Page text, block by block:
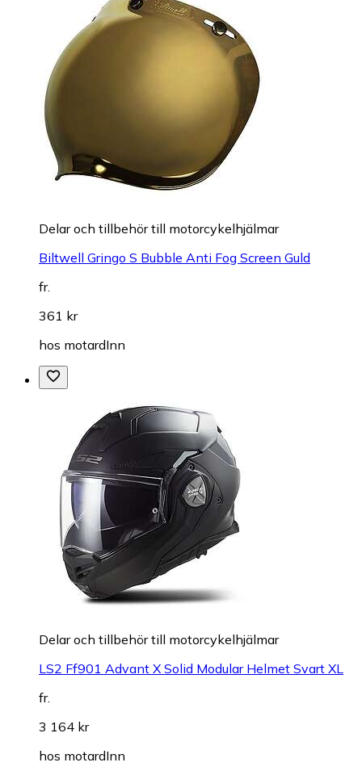
Delar och tillbehör till motorcykelhjälmar
Biltwell Gringo S Bubble Anti Fog Screen Guld
fr.
361 kr
hos motardInn
Delar och tillbehör till motorcykelhjälmar
LS2 Ff901 Advant X Solid Modular Helmet Svart XL
fr.
3 164 kr
hos motardInn